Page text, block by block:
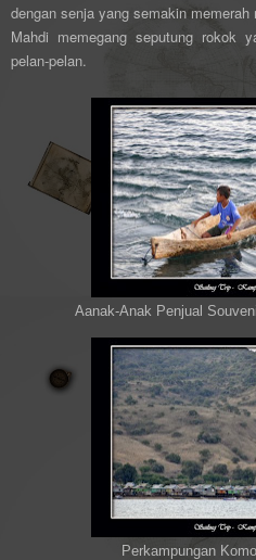
dengan senja yang semakin
Mahdi memegang seputung rokok
pelan-pelan.
Aanak-Anak Penjual
Perkampungan